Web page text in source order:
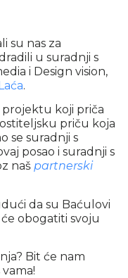
su nas za
u suradnji s
i Design vision,
.
projektu koji priča
priču koja
se suradnji s
posao i suradnji s
našpartnerski
da su Baćulovi
obogatiti svoju
Bit će nam